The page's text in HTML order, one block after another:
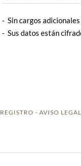
Sin cargos
Sus datos están
REGISTRO AVISO LEGAL